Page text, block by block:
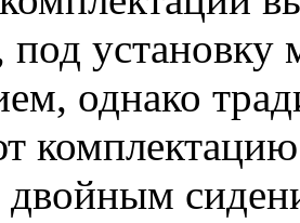
под
однако
двойным